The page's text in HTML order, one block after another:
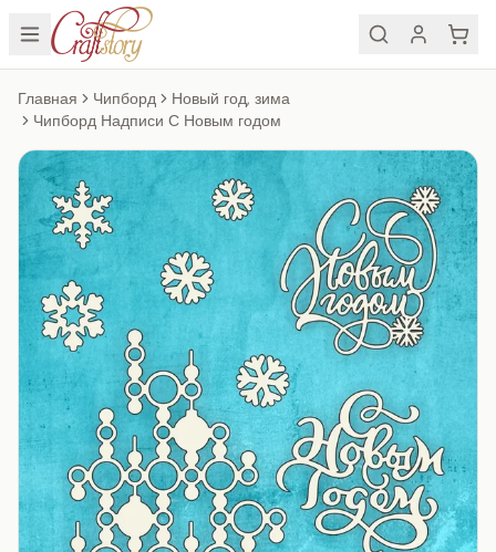
Главная Чипборд
Новый год, зима
Чипборд Надписи С Новым годом